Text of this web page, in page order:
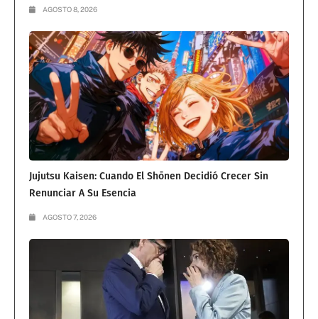
AGOSTO 8, 2026
Jujutsu Kaisen: Cuando El Shōnen Decidió Crecer Sin
Renunciar A Su Esencia
AGOSTO 7, 2026